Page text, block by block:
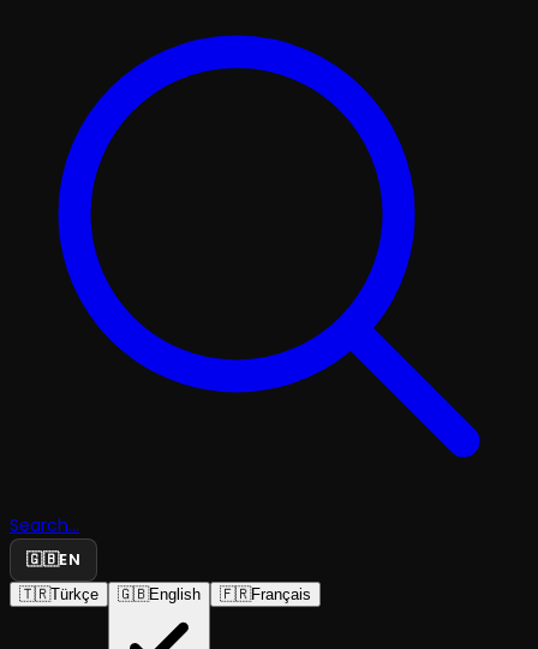
Search...
🇬🇧EN
🇹🇷Türkçe 🇬🇧English 🇫🇷Français